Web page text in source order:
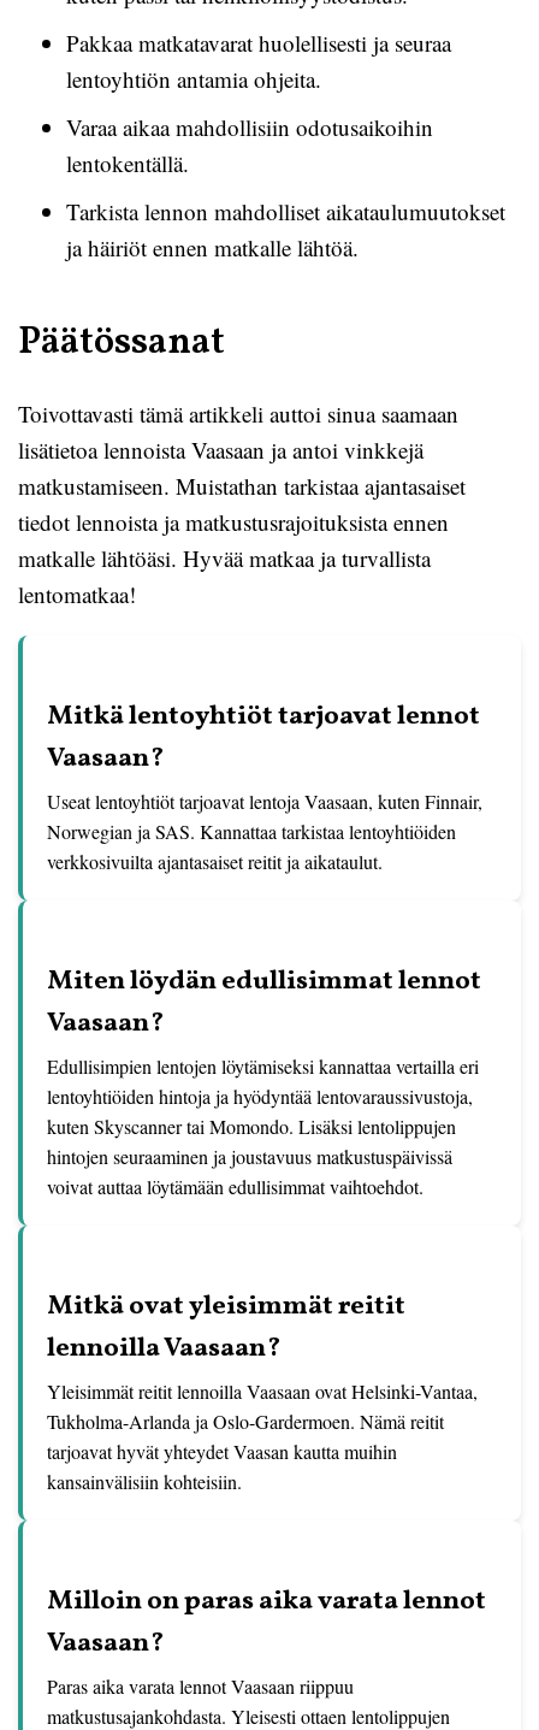
Pakkaa matkatavarat huolellisesti ja seuraa
lentoyhtiön antamia ohjeita.
Varaa aikaa mahdollisiin odotusaikoihin
lentokentällä.
Tarkista lennon mahdolliset aikataulumuutokset
ja häiriöt ennen matkalle lähtöä.
Päätössanat
Toivottavasti tämä artikkeli auttoi sinua saamaan
lisätietoa lennoista Vaasaan ja antoi vinkkejä
matkustamiseen. Muistathan tarkistaa ajantasaiset
tiedot lennoista ja matkustusrajoituksista ennen
matkalle lähtöäsi. Hyvää matkaa ja turvallista
lentomatkaa!
Mitkä lentoyhtiöt tarjoavat lennot
Vaasaan?
Useat lentoyhtiöt tarjoavat lentoja Vaasaan, kuten Finnair,
Norwegian ja SAS. Kannattaa tarkistaa lentoyhtiöiden
verkkosivuilta ajantasaiset reitit ja aikataulut.
Miten löydän edullisimmat lennot
Vaasaan?
Edullisimpien lentojen löytämiseksi kannattaa vertailla eri
lentoyhtiöiden hintoja ja hyödyntää lentovaraussivustoja,
kuten Skyscanner tai Momondo. Lisäksi lentolippujen
hintojen seuraaminen ja joustavuus matkustuspäivissä
voivat auttaa löytämään edullisimmat vaihtoehdot.
Mitkä ovat yleisimmät reitit
lennoilla Vaasaan?
Yleisimmät reitit lennoilla Vaasaan ovat Helsinki-Vantaa,
Tukholma-Arlanda ja Oslo-Gardermoen. Nämä reitit
tarjoavat hyvät yhteydet Vaasan kautta muihin
kansainvälisiin kohteisiin.
Milloin on paras aika varata lennot
Vaasaan?
Paras aika varata lennot Vaasaan riippuu
matkustusajankohdasta. Yleisesti ottaen lentolippujen